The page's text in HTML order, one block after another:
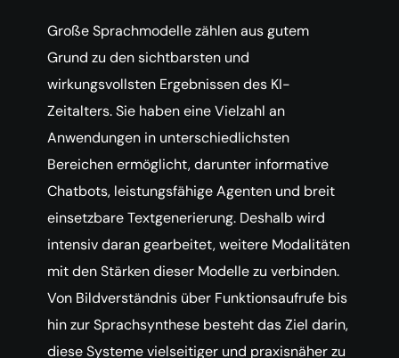
Große Sprachmodelle zählen aus gutem
Grund zu den sichtbarsten und
wirkungsvollsten Ergebnissen des KI-
Zeitalters. Sie haben eine Vielzahl an
Anwendungen in unterschiedlichsten
Bereichen ermöglicht, darunter informative
Chatbots, leistungsfähige Agenten und breit
einsetzbare Textgenerierung. Deshalb wird
intensiv daran gearbeitet, weitere Modalitäten
mit den Stärken dieser Modelle zu verbinden.
Von Bildverständnis über Funktionsaufrufe bis
hin zur Sprachsynthese besteht das Ziel darin,
diese Systeme vielseitiger und praxisnäher zu